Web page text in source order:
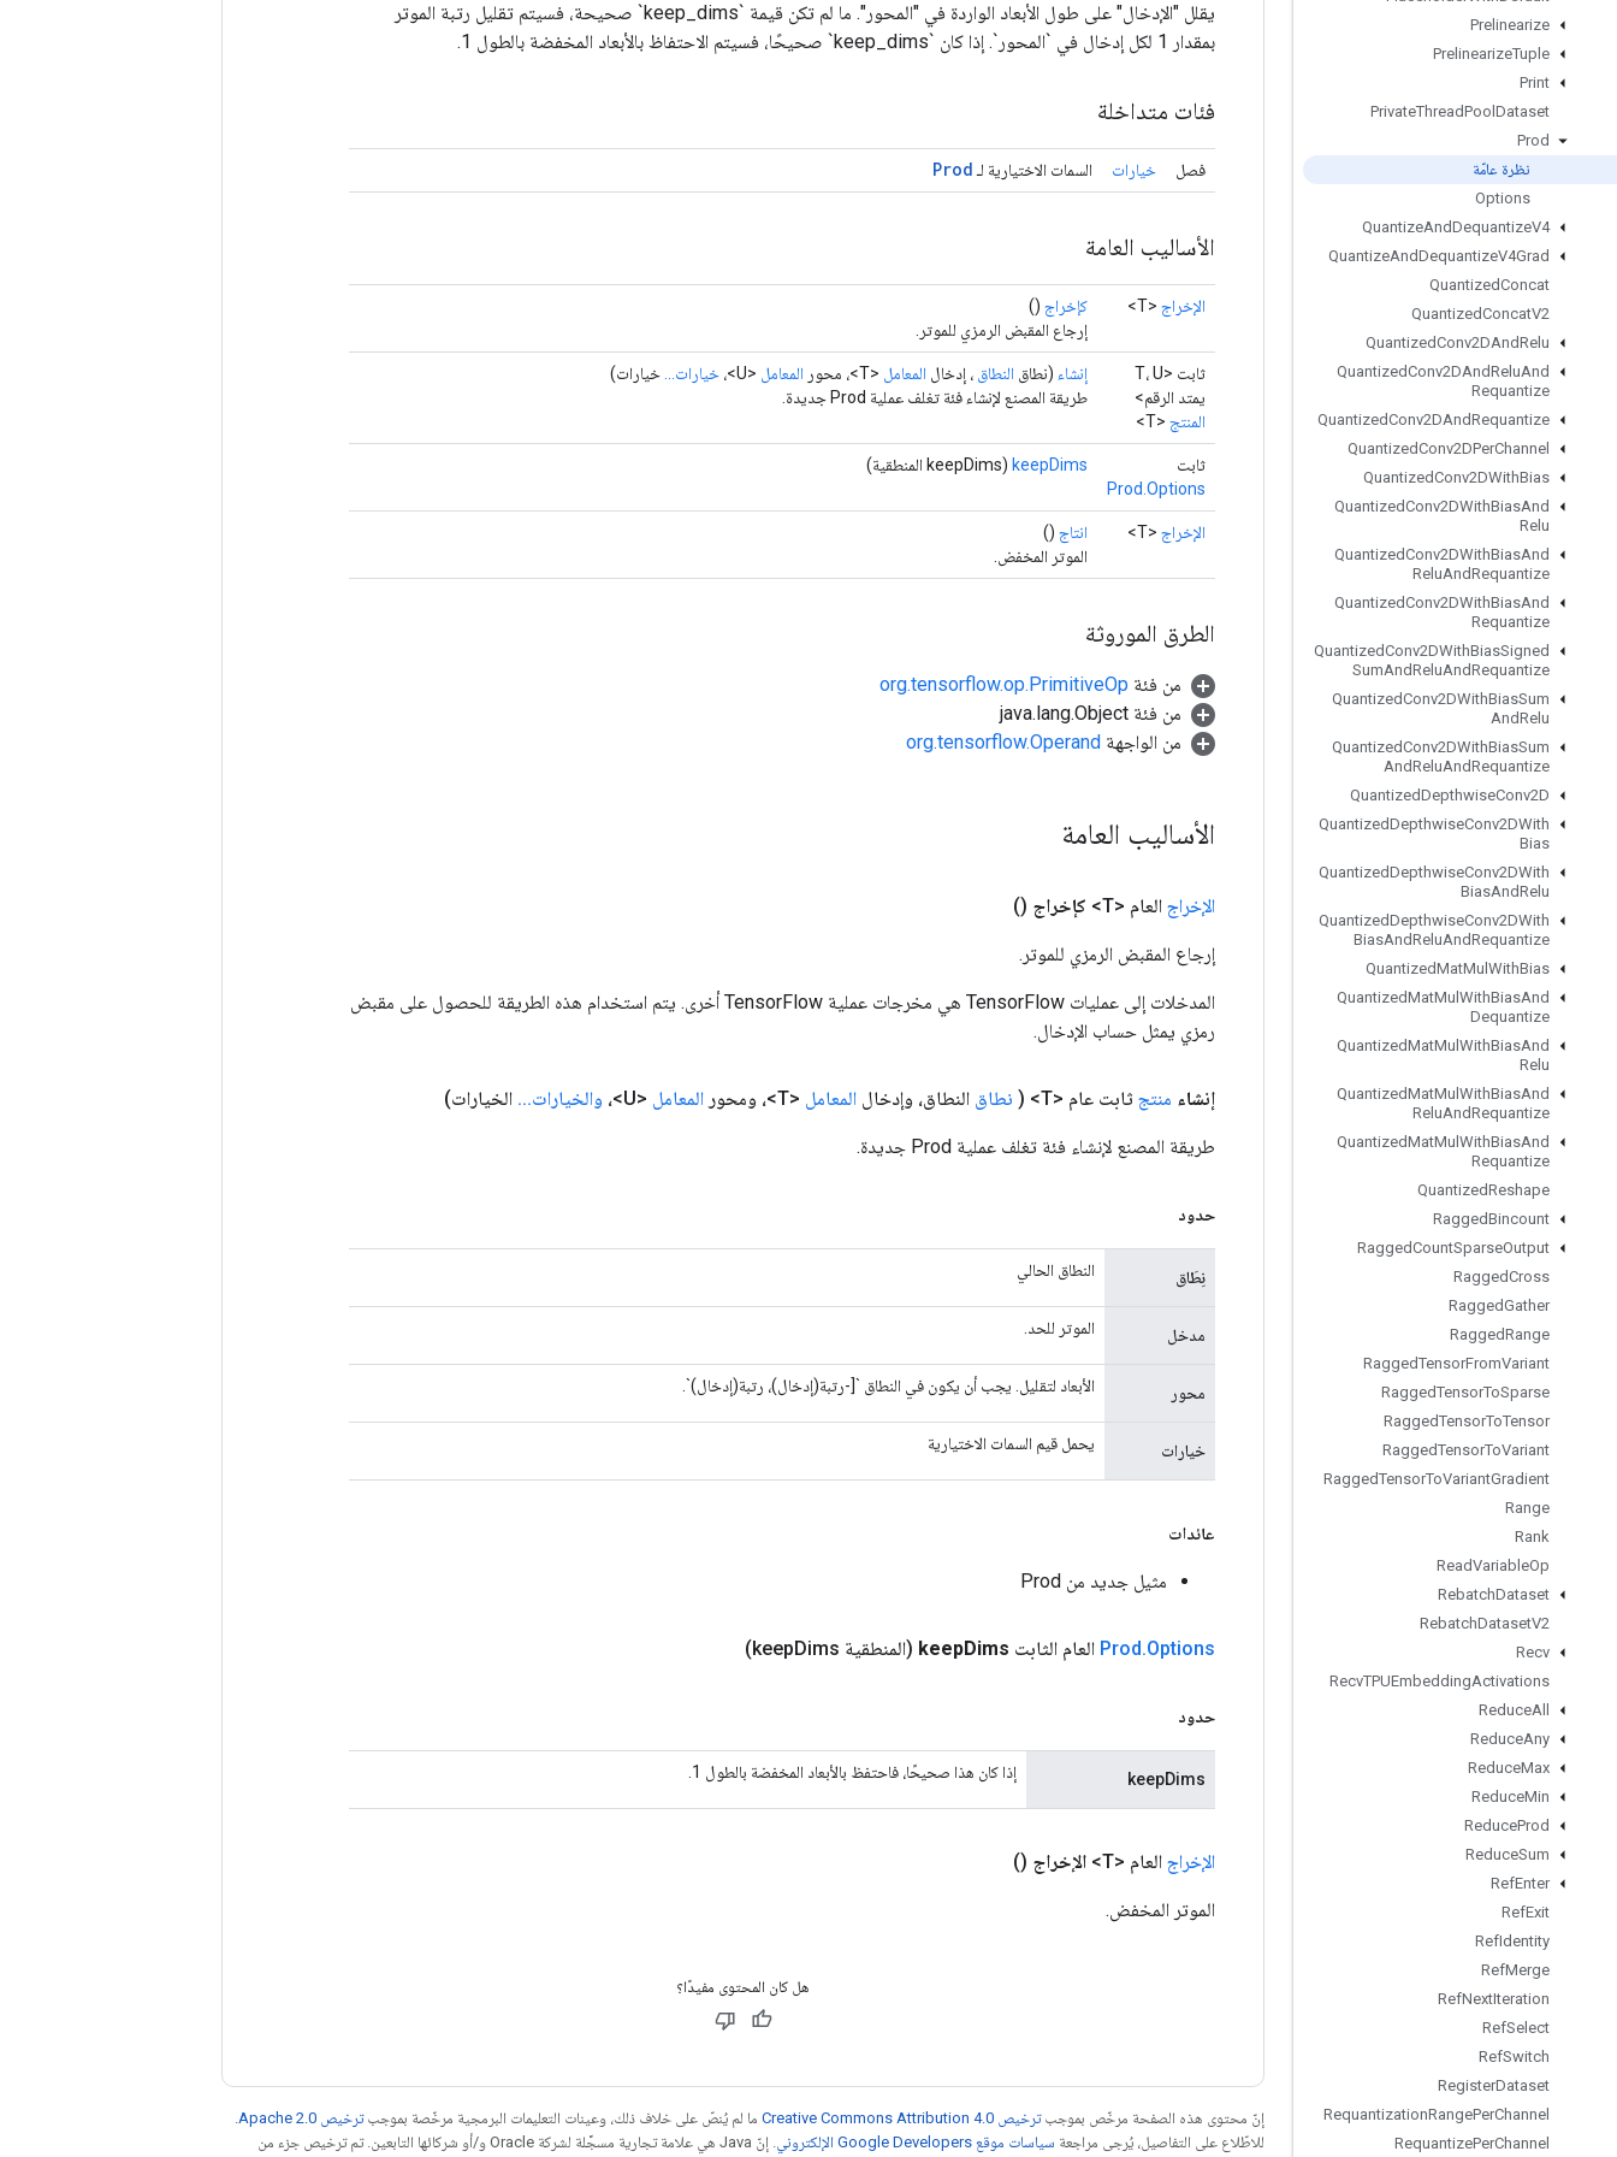
Prelinearize
PrelinearizeTuple
Print
PrivateThreadPool Dataset
Prod
نظرة عامّة
Options
QuantizeAndDequantizeV4
QuantizeAndDequantizeV4Grad
QuantizedConcat
QuantizedConcatV2
QuantizedConv2DAndRelu
QuantizedConv2DAndReluAnd
Requantize
QuantizedConv2DAndRequantize
QuantizedConv2DPerChannel
QuantizedConv2DWithBias
QuantizedConv2DWithBiasAnd
Relu
QuantizedConv2DWithBiasAnd
ReluAndRequantize
QuantizedConv2DWithBiasAnd
Requantize
QuantizedConv2DWithBiasSigned
SumAndReluAndRequantize
QuantizedConv2DWithBiasSum
AndRelu
QuantizedConv2DWithBiasSum
AndReluAndRequantize
QuantizedDepthwiseConv2D
QuantizedDepthwiseConv2DWith
Bias
QuantizedDepthwiseConv2DWith
BiasAndRelu
QuantizedDepthwiseConv2DWith
BiasAndReluAndRequantize
QuantizedMatMul WithBias
QuantizedMatMul WithBiasAnd
Dequantize
QuantizedMatMul WithBiasAnd
Relu
QuantizedMatMul WithBiasAnd
ReluAndRequantize
QuantizedMatMul WithBiasAnd
Requantize
QuantizedReshape
RaggedBincount
RaggedCountSparseOutput
RaggedCross
RaggedGather
RaggedRange
RaggedTensorFromVariant
RaggedTensorToSparse
RaggedTensorToTensor
RaggedTensorToVariant
RaggedTensorToVariantGradient
Range
Rank
ReadVariableOp
RebatchDataset
RebatchDatasetV2
Recv
RecvTPUEmbeddingActivations
ReduceAll
ReduceAny
ReduceMax
ReduceMin
ReduceProd
ReduceSum
RefEnter
RefExit
RefIdentity
RefMerge
RefNextIteration
RefSelect
RefSwitch
RegisterDataset
RequantizationRangePerChannel
RequantizePerChannel
يقلل "الإدخال" على طول الأبعاد الواردة في "المحور". ما لم تكن قيمة `keep_dims` صحيحة، فسيتم تقليل رتبة الموتر
بمقدار 1 لكل إدخال في `المحور`. إذا كان `keep_dims` صحيحًا، فسيتم الاحتفاظ بالأبعاد المخفضة بالطول 1.
فئات متداخلة
فصل خيارات السمات الاختيارية لـ Prod
الأساليب العامة
الإخراج <T> كإخراج ()
إرجاع المقبض الرمزي للموتر.
ثابت <T، U
يمتد الرقم>
المنتج <T>
إنشاء (نطاق النطاق ، إدخال المعامل <T>، محور المعامل <U>، خيارات...
خيارات)
طريقة المصنع لإنشاء فئة تغلف عملية Prod جديدة.
ثابت
Prod.Options
keepDims (keepDims المنطقية)
الإخراج <T> انتاج ()
الموتر المخفض.
الطرق الموروثة
من فئة org.tensorflow.op.PrimitiveOp
من فئة java.lang.Object
من الواجهة org.tensorflow.Operand
الأساليب العامة
الإخراج العام <T> كإخراج ()
إرجاع المقبض الرمزي للموتر.
المدخلات إلى عمليات TensorFlow هي مخرجات عملية TensorFlow أخرى. يتم استخدام هذه الطريقة للحصول على مقبض
رمزي يمثل حساب الإدخال.
إنشاء منتج ثابت عام <T> ( نطاق النطاق، وإدخال المعامل <T>، ومحور المعامل <U>، والخيارات.
.
. الخيارات)
طريقة المصنع لإنشاء فئة تغلف عملية Prod جديدة.
حدود
نِطَاق النطاق الحالي
مدخل الموتر للحد.
محور الأبعاد لتقليل. يجب أن يكون في النطاق `[-رتبة(إدخال)، رتبة(إدخال)`.
خيارات يحمل قيم السمات الاختيارية
عائدات
مثيل جديد من Prod
Prod.Options العام الثابت keepDims (المنطقية keep Dims)
حدود
keepDims إذا كان هذا صحيحًا، فاحتفظ بالأبعاد المخفضة بالطول 1.
الإخراج العام <T> الإخراج ()
الموتر المخفض.
هل كان المحتوى مفيدًا؟
إنّ محتوى هذه الصفحة مرخّص بموجبترخيص Creative Commons Attribution 4.0‏ ما لم يُنصّ على خلاف ذلك، وعينات التعليمات البرمجية مرخّصة بموجبترخيص Apache 2.0‏
للاطّلاع على التفاصيل، يُرجى مراجعة سياسات موقع Google Developers الإلكتروني
. إنّ Java هي علامة تجارية مسجَّلة لشركة Oracle و/أو شركائها التابعين. تم ترخيص جزء من